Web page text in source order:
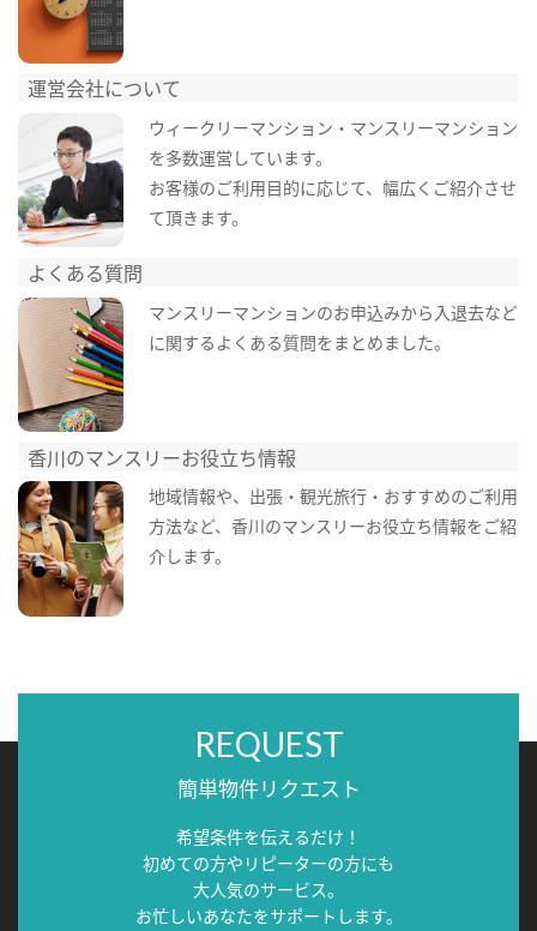
運営会社について
ウィークリーマンション・マンスリーマンション
を多数運営しています。
お客様のご利用目的に応じて、幅広くご紹介させ
て頂きます。
よくある質問
マンスリーマンションのお申込みから入退去など
に関するよくある質問をまとめました。
香川のマンスリーお役立ち情報
地域情報や、出張・観光旅行・おすすめのご利用
方法など、香川のマンスリーお役立ち情報をご紹
介します。
REQUEST
簡単物件リクエスト
希望条件を伝えるだけ！
初めての方やリピーターの方にも
大人気のサービス。
お忙しいあなたをサポートします。